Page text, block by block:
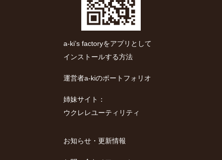
a-ki’s factoryをアプリとして
インストールする方法
運営者a-kiのポートフォリオ
姉妹サイト：
ウクレレユーティリティ
お知らせ・更新情報